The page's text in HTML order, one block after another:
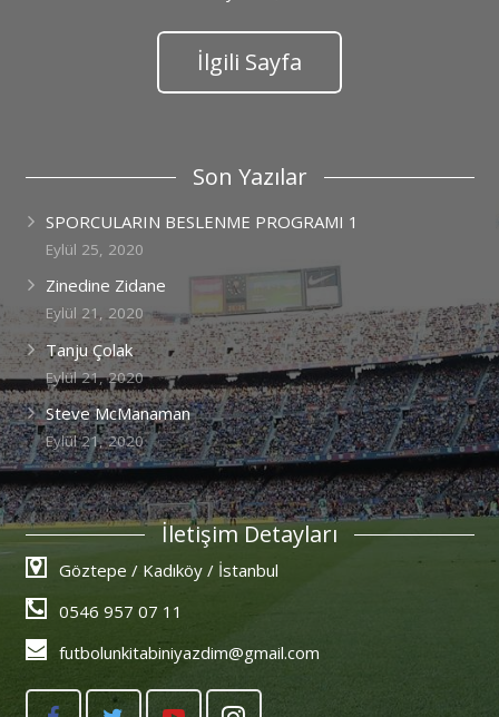
İlgili Sayfa
Son Yazılar
SPORCULARIN BESLENME PROGRAMI 1
Eylül 25, 2020
Zinedine Zidane
Eylül 21, 2020
Tanju Çolak
Eylül 21, 2020
Steve McManaman
Eylül 21, 2020
İletişim Detayları
Göztepe / Kadıköy / İstanbul
0546 957 07 11
futbolunkitabiniyazdim@gmail.com